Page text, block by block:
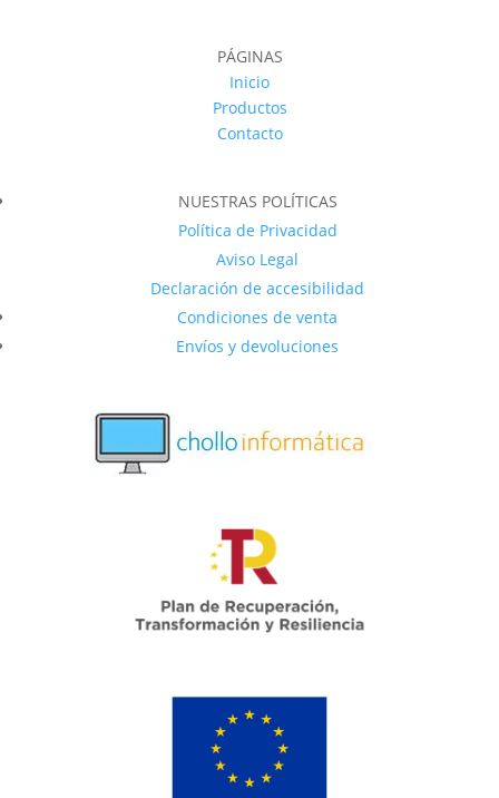
PÁGINAS
Inicio
Productos
Contacto
NUESTRAS POLÍTICAS
Política de Privacidad
Aviso Legal
Declaración de accesibilidad
Condiciones de venta
Envíos y devoluciones